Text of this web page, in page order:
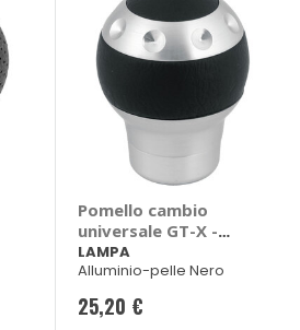
Pomello cambio
universale GT-X -
LAMPA
LAMPA
Alluminio-pelle Nero
25,20 €